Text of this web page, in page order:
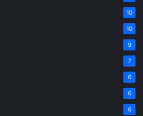
10
10
9
7
6
6
6